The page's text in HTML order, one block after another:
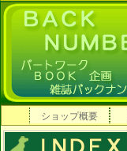
ショップ概要